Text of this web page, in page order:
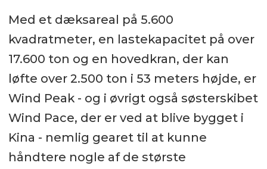
Med et dæksareal på 5.600
kvadratmeter, en lastekapacitet på over
17.600 ton og en hovedkran, der kan
løfte over 2.500 ton i 53 meters højde, er
Wind Peak - og i øvrigt også søsterskibet
Wind Pace, der er ved at blive bygget i
Kina - nemlig gearet til at kunne
håndtere nogle af de største